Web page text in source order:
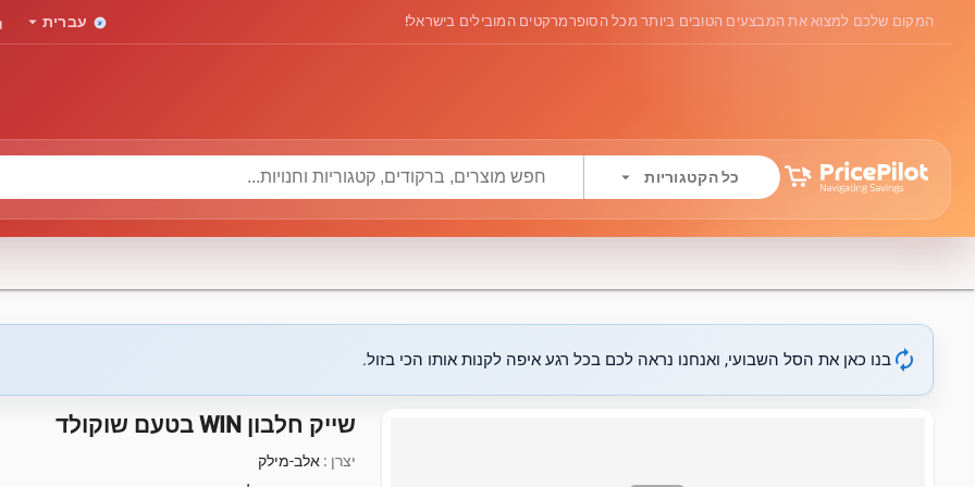
המקום שלכם למצוא את המבצעים הטובים ביותר מכל הסופרמרקטים המובילים בישראל! עברית arrow_drop_down
כל הקטגוריות arrow_drop_down
autorenew בנו כאן את הסל השבועי, ואנחנו נראה לכם בכל רגע איפה לקנות אותו הכי בזול.
שייק חלבון WIN בטעם שוקולד
יצרן : אלב-מילק